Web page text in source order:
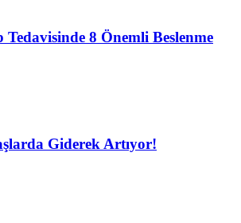
8 Önemli Beslenme
Giderek Artıyor!